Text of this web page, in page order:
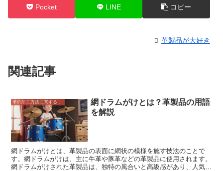
Pocket LINE コピー
革製品が大好き
関連記事
網ドラムがけとは？革製品の用語
を解説
網ドラムがけとは、革製品の表面に網状の模様を施す技法のことで
す。網ドラムがけは、主に牛革や豚革などの革製品に使用されます。
網ドラムがけされた革製品は、独特の風合いと高級感があり、人気の